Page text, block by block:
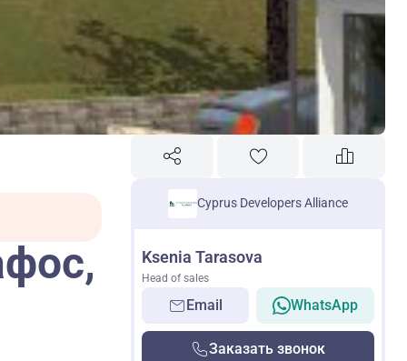
Cyprus Developers Alliance
Ksenia Tarasova
Head of sales
Email WhatsApp
Заказать звонок